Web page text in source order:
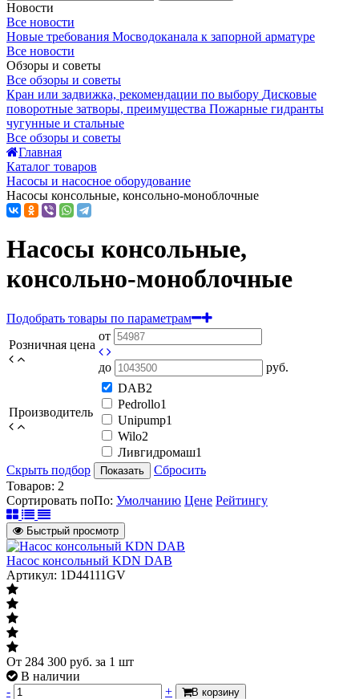
Новости
Все новости
Новые требования Мосводоканала к запорной арматуре
Все новости
Обзоры и советы
Все обзоры и советы
Кран или задвижка, рекомендации по выбору Дисковые
поворотные затворы, преимущества Пожарные гидранты
чугунные и стальные
Все обзоры и советы
Главная
Каталог товаров
Насосы и насосное оборудование
Насосы консольные, консольно-моноблочные
Насосы консольные,
консольно-моноблочные
Подобрать товары по параметрам
Розничная цена
от
до руб.
Производитель
DAB2
Pedrollo1
Unipump1
Wilo2
Ливгидромаш1
Скрыть подбор
Показать
Сбросить
Товаров: 2
Сортировать поПо: Умолчанию Цене Рейтингу
Быстрый просмотр
Насос консольный KDN DAB
Артикул: 1D44111GV
От 284 300 руб. за 1 шт
В наличии
-
+ В корзину